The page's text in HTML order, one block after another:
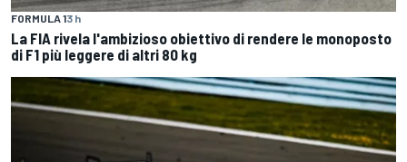
FORMULA 13 h
La FIA rivela l'ambizioso obiettivo di rendere le monoposto
di F1 più leggere di altri 80 kg